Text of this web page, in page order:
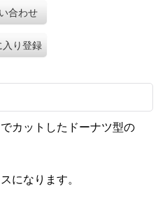
合わせ
入り登録
カットしたドーナツ型の
になります。